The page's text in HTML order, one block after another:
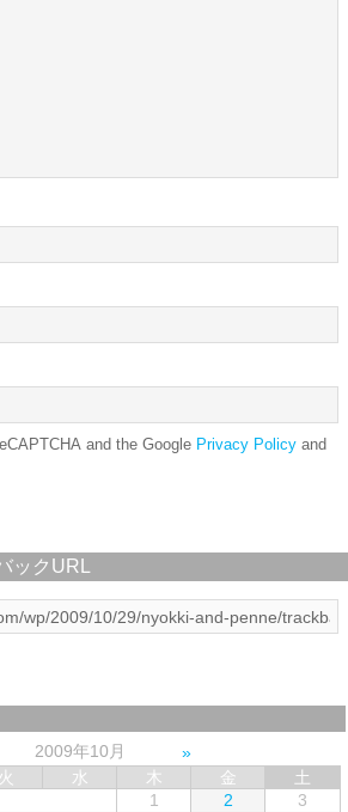
and the Google Privacy Policy and
ックURL
2009年10月
火 水 木 金
土
1
2
3